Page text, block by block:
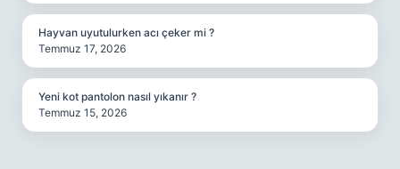
Hayvan uyutulurken acı çeker mi ?
Temmuz 17, 2026
Yeni kot pantolon nasıl yıkanır ?
Temmuz 15, 2026